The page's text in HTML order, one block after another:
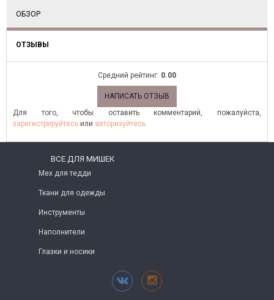
ОБЗОР
ОТЗЫВЫ
Средний рейтинг: 0.00
НАПИСАТЬ ОТЗЫВ
Для того, чтобы оставить комментарий, пожалуйста,
зарегистрируйтесь или авторизуйтесь
ВСЕ ДЛЯ МИШЕК
Мех для тедди
Ткани для одежды
Инструменты
Наполнители
Глазки и носики